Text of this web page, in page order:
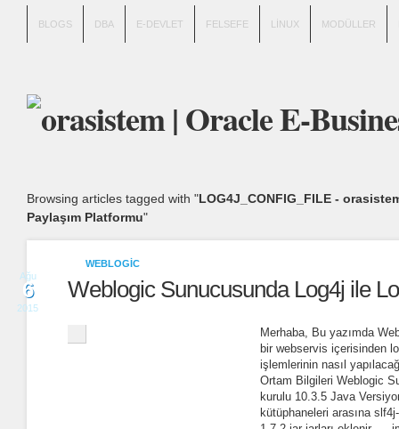
BLOGS DBA E-DEVLET FELSEFE LINUX MODÜLLER
Browsing articles tagged with "LOG4J_CONFIG_FILE -
Paylaşım Platformu"
Ağu
6
2015
WEBLOGIC
Weblogic Sunucusunda Log4j ile
Merhaba, Bu yazımda
bir webservis içerisinden
işlemlerinin nasıl
Ortam Bilgileri Weblogic
kurulu 10.3.5 Java
kütüphaneleri arasına